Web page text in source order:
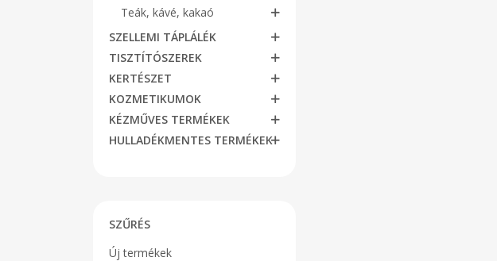
Teák, kávé, kakaó
SZELLEMI TÁPLÁLÉK
TISZTÍTÓSZEREK
KERTÉSZET
KOZMETIKUMOK
KÉZMŰVES TERMÉKEK
HULLADÉKMENTES TERMÉKEK
SZŰRÉS
Új termékek